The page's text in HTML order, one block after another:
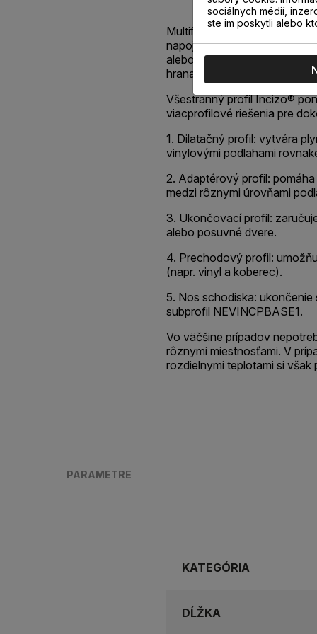
Multifunkčný profil Incizo® v
napojenie dvoch
alebo rôznej výšky,
hrana.
Všestranný profil Incizo®
viacprofilové riešenia pre
1. Dilatačný profil: vytvára
vinylovými podlahami
2. Adaptérový profil:
medzi rôznymi úrovňami
3. Ukončovací profil:
alebo posuvné dvere.
4. Prechodový profil:
(napr. vinyl a koberec).
5. Nos schodiska:
subprofil NEVINCPBASE1.
Vo väčšine prípadov
rôznymi miestnosťami. V
rozdielnymi teplotami si
PARAMETRE
KATEGÓRIA
DĹŽKA
sociálnych médií,
ste im poskytli alebo